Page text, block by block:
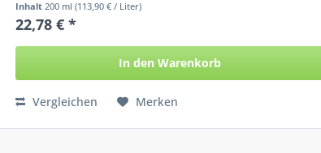
Inhalt 200 ml (113,90 € / Liter)
22,78 € *
In den Warenkorb
Vergleichen Merken